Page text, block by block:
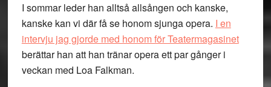
I sommar leder han alltså allsången och kanske,
kanske kan vi där få se honom sjunga opera. I en
intervju jag gjorde med honom för Teatermagasinet
berättar han att han tränar opera ett par gånger i
veckan med Loa Falkman.